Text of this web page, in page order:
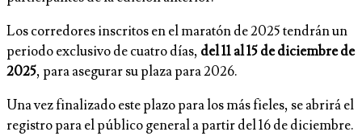
Los corredores inscritos en el maratón de 2025 tendrán un
periodo exclusivo de cuatro días, del 11 al 15 de diciembre de
2025, para asegurar su plaza para 2026.
Una vez finalizado este plazo para los más fieles, se abrirá el
registro para el público general a partir del 16 de diciembre.